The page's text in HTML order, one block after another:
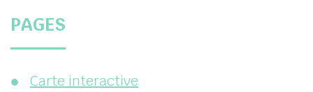
PAGES
Carte interactive